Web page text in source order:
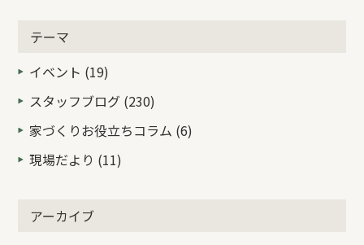
テーマ
イベント (19)
スタッフブログ (230)
家づくりお役立ちコラム (6)
現場だより (11)
アーカイブ